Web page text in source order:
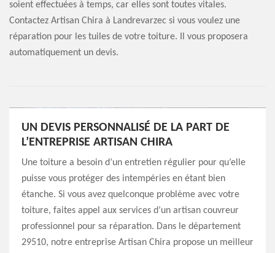
soient effectuées à temps, car elles sont toutes vitales.
Contactez Artisan Chira à Landrevarzec si vous voulez une
réparation pour les tuiles de votre toiture. Il vous proposera
automatiquement un devis.
UN DEVIS PERSONNALISÉ DE LA PART DE
L’ENTREPRISE ARTISAN CHIRA
Une toiture a besoin d’un entretien régulier pour qu’elle
puisse vous protéger des intempéries en étant bien
étanche. Si vous avez quelconque problème avec votre
toiture, faites appel aux services d’un artisan couvreur
professionnel pour sa réparation. Dans le département
29510, notre entreprise Artisan Chira propose un meilleur